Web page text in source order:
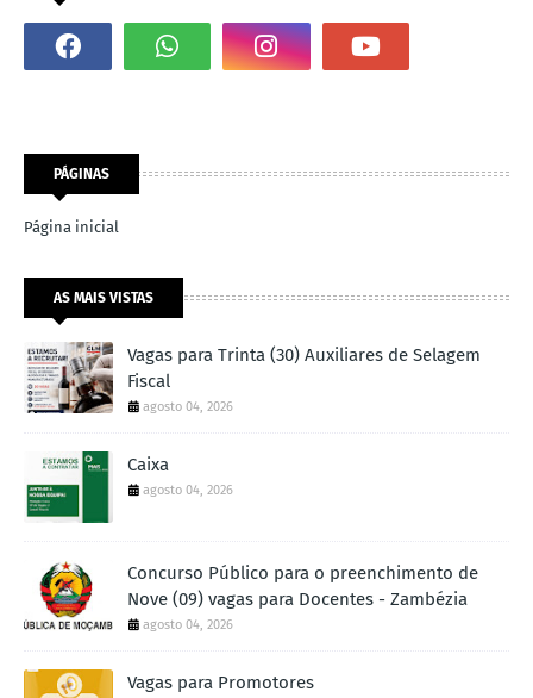
PÁGINAS
Página inicial
AS MAIS VISTAS
Vagas para Trinta (30) Auxiliares de Selagem
Fiscal
agosto 04, 2026
Caixa
agosto 04, 2026
Concurso Público para o preenchimento de
Nove (09) vagas para Docentes - Zambézia
agosto 04, 2026
Vagas para Promotores